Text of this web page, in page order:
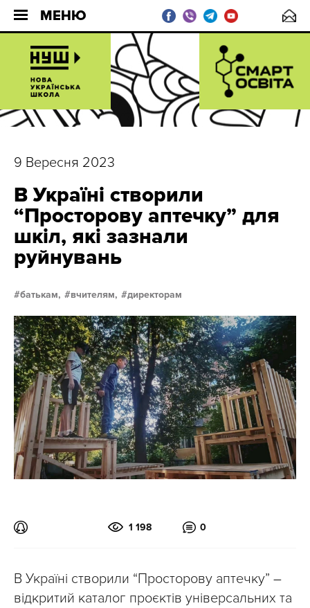
МЕНЮ
9 Вересня 2023
В Україні створили
“Просторову аптечку” для
шкіл, які зазнали
руйнувань
батькам, вчителям, директорам
1 198 0
В Україні створили “Просторову аптечку” –
відкритий каталог проєктів універсальних та